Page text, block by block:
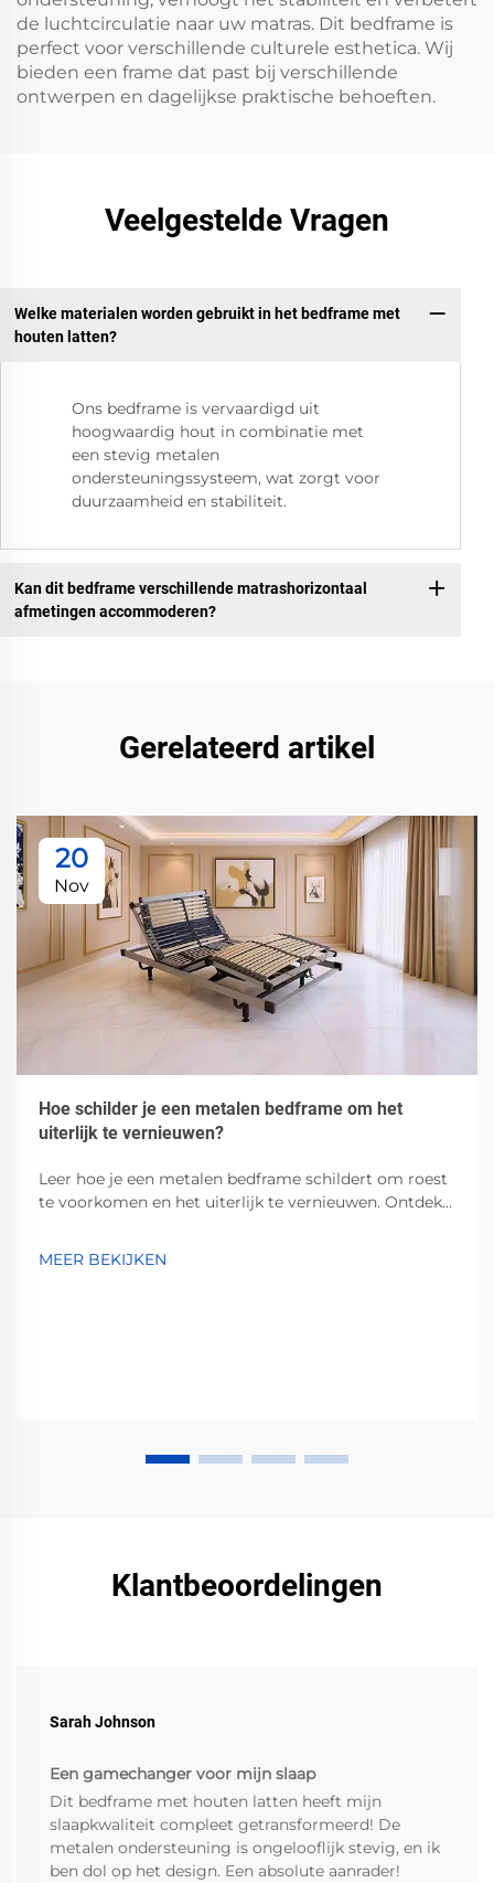
de luchtcirculatie naar uw matras. Dit bedframe is
perfect voor verschillende culturele esthetica. Wij
bieden een frame dat past bij verschillende
ontwerpen en dagelijkse praktische behoeften.
Veelgestelde Vragen
Welke materialen worden gebruikt in het bedframe met
houten latten?
Ons bedframe is vervaardigd uit
hoogwaardig hout in combinatie met
een stevig metalen
ondersteuningssysteem, wat zorgt voor
duurzaamheid en stabiliteit.
Kan dit bedframe verschillende matrashorizontaal
afmetingen accommoderen?
Gerelateerd artikel
20
Nov
Hoe schilder je een metalen bedframe om het
uiterlijk te vernieuwen?
Leer hoe je een metalen bedframe schildert om roest
te voorkomen en het uiterlijk te vernieuwen. Ontdek
professionele resultaten. Begin vandaag nog!
MEER BEKIJKEN
Klantbeoordelingen
Sarah Johnson
Een gamechanger voor mijn slaap
Dit bedframe met houten latten heeft mijn
slaapkwaliteit compleet getransformeerd! De
metalen ondersteuning is ongelooflijk stevig, en ik
ben dol op het design. Een absolute aanrader!